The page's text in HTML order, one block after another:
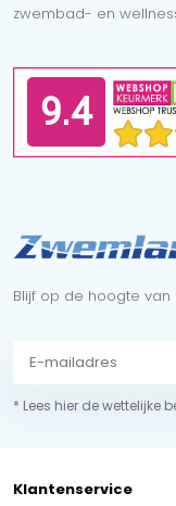
zwembad- en
Blijf op de hoogte
* Lees hier de wettelijke
Klantenservice